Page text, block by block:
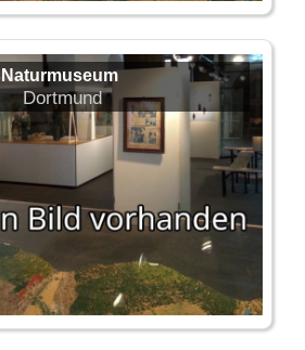
Naturmuseum
Dortmund